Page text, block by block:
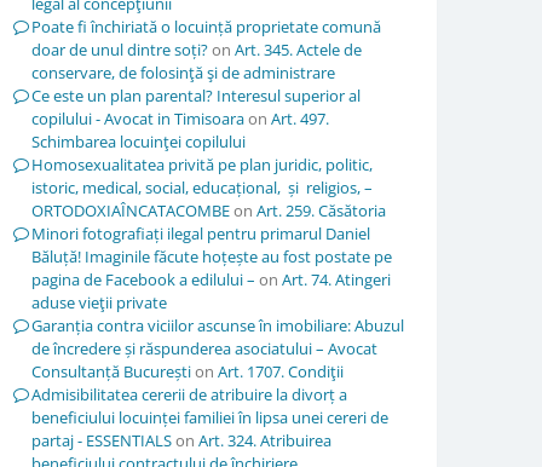
Poate fi închiriată o locuință proprietate comună
doar de unul dintre soți?on Art. 345. Actele de
conservare, de folosinţă şi de administrare
Ce este un plan parental? Interesul superior al
copilului - Avocat in Timisoaraon Art. 497.
Schimbarea locuinţei copilului
Homosexualitatea privită pe plan juridic, politic,
istoric, medical, social, educațional, și religios, –
ORTODOXIAÎNCATACOMBEon Art. 259. Căsătoria
Minori fotografiați ilegal pentru primarul Daniel
Băluță! Imaginile făcute hoțește au fost postate pe
pagina de Facebook a edilului – on Art. 74. Atingeri
aduse vieţii private
Garanția contra viciilor ascunse în imobiliare: Abuzul
de încredere și răspunderea asociatului – Avocat
Consultanță Bucureștion Art. 1707. Condiţii
Admisibilitatea cererii de atribuire la divorț a
beneficiului locuinței familiei în lipsa unei cereri de
partaj - ESSENTIALSon Art. 324. Atribuirea